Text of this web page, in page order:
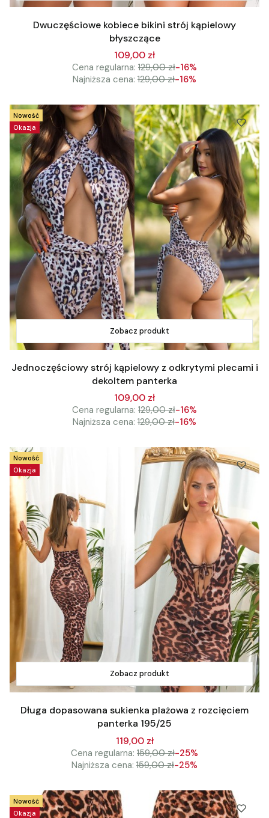
Dwuczęściowe kobiece bikini strój kąpielowy
błyszczące
109,00 zł
Cena regularna: 129,00 zł-16%
Najniższa cena: 129,00 zł-16%
Okazja
Nowość
Zobacz produkt
Jednoczęściowy strój kąpielowy z odkrytymi plecami i
dekoltem panterka
109,00 zł
Cena regularna: 129,00 zł-16%
Najniższa cena: 129,00 zł-16%
Okazja
Nowość
Zobacz produkt
Długa dopasowana sukienka plażowa z rozcięciem
panterka 195/25
119,00 zł
Cena regularna: 159,00 zł-25%
Najniższa cena: 159,00 zł-25%
Okazja
Nowość